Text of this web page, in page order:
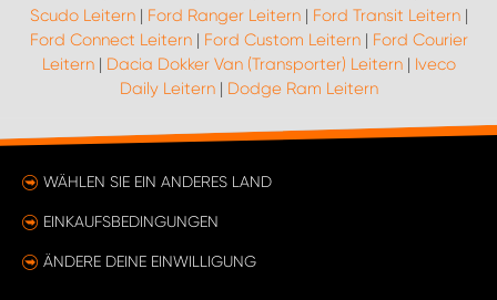
Scudo Leitern| Ford Ranger Leitern| Ford Transit Leitern|
Ford Connect Leitern| Ford Custom Leitern| Ford Courier
Leitern| Dacia Dokker Van (Transporter) Leitern| Iveco
Daily Leitern| Dodge Ram Leitern
WÄHLEN SIE EIN ANDERES LAND
EINKAUFSBEDINGUNGEN
ÄNDERE DEINE EINWILLIGUNG